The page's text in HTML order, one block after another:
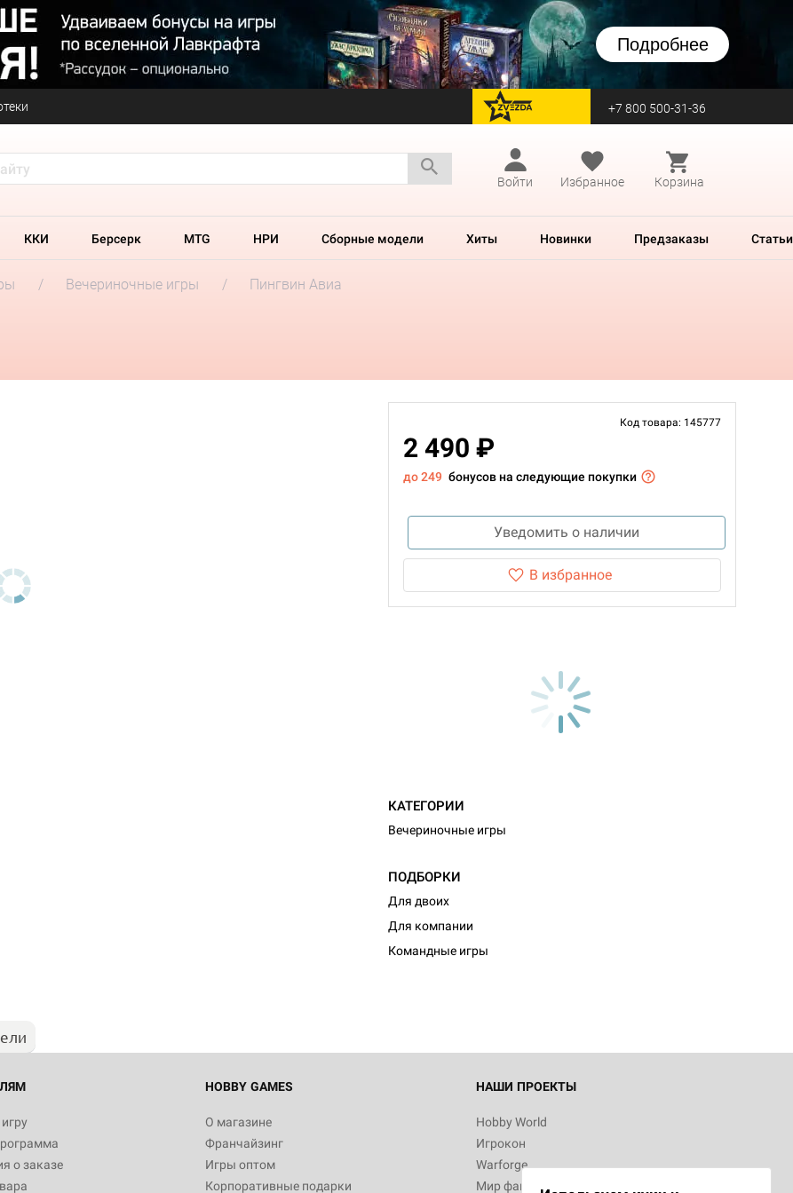
Подробнее
перейти на Zvezda +7 800 500-31-36
Войти
Избранное Корзина
ККИ Берсерк MTG НРИ Сборные модели Хиты Новинки Предзаказы Статьи
Вечериночные игры Пингвин Авиа
Код товара: 145777
2 490 ₽
до 249 бонусов на следующие покупки
Уведомить о наличии
В избранное
КАТЕГОРИИ
Вечериночные игры
ПОДБОРКИ
Для двоих
Для компании
Командные игры
о заказе
HOBBY GAMES
О магазине
Франчайзинг
Игры оптом
Корпоративные подарки
НАШИ ПРОЕКТЫ
Hobby World
Игрокон
Warforge
Мир фантастики
Настольная игра Hobby World Монстры
Белая смерть
12 990
Настольная игра Hobby World Ужас